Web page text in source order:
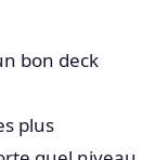
bon deck
plus